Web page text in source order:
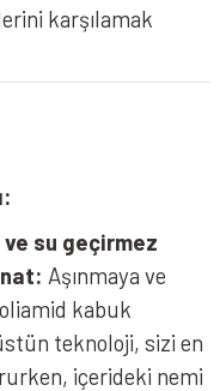
karşılamak
su geçirmez
Aşınmaya ve
kabuk
teknoloji, sizi en
içerideki nemi